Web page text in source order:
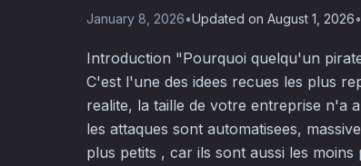
January 8, 2026•Updated on August 1, 2026•
Introduction "Pourquoi quelqu'un
C'est l'une des idees recues les plus
realite, la taille de votre entreprise n'a
les attaques sont automatisees,
plus petits , car ils sont aussi les